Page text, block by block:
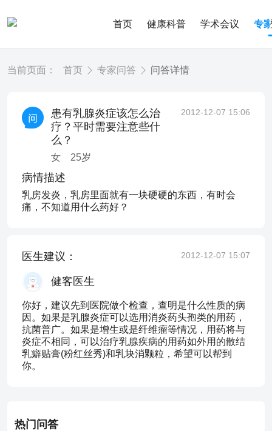
首页 健康科普 学术会议 专
当前页面： 首页 专家问答 问答详情
患有乳腺炎症该怎么治
疗？平时需要注意些什
么？
女 25岁
2012-12-07 15:06
病情描述
乳房发炎，乳房里面就有一块硬硬的东西，有时会
痛，不知道用什么药好？
医生建议： 2012-12-07 15:07
健客医生
你好，建议先到医院做个检查，查明是什么性质的病
因。如果是乳腺炎症可以选用消炎药头孢类的用药，
抗菌普广。如果是增生或是纤维瘤等情况，用药将与
炎症不相同，可以治疗乳腺疾病的用药如外用的散结
乳癖贴膏(粉红丝秀)和乳块消颗粒，希望可以帮到
你。
热门问答